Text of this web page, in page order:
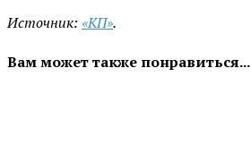
Источник: «КП».
Вам может также понравиться...